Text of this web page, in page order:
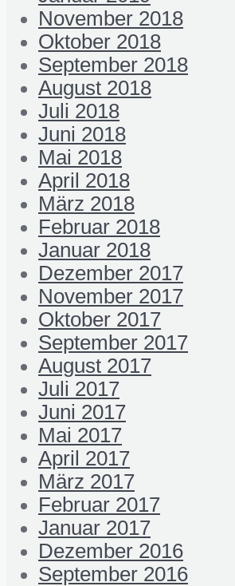
November 2018
Oktober 2018
September 2018
August 2018
Juli 2018
Juni 2018
Mai 2018
April 2018
März 2018
Februar 2018
Januar 2018
Dezember 2017
November 2017
Oktober 2017
September 2017
August 2017
Juli 2017
Juni 2017
Mai 2017
April 2017
März 2017
Februar 2017
Januar 2017
Dezember 2016
September 2016